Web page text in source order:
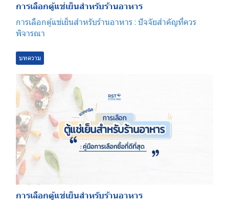
การเลือกตู้แช่เย็นสำหรับร้านอาหาร
การเลือกตู้แช่เย็นสำหรับร้านอาหาร : ปัจจัยสำคัญที่ควร
พิจารณา
บทความ
การเลือกตู้แช่เย็นสำหรับร้านอาหาร